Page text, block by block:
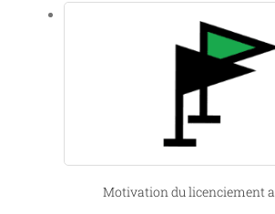
Motivation du licenciement